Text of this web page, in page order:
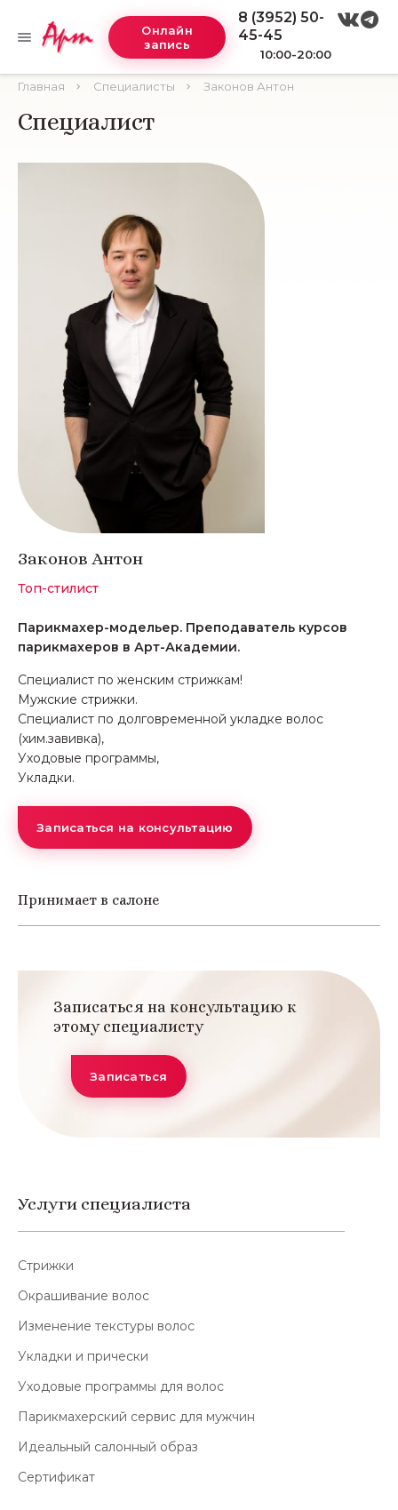
Онлайн
запись
8 (3952) 50-
45-45
10:00-20:00
Главная Специалисты Законов Антон
Специалист
Записаться на консультацию к
этому специалисту
Записаться
Услуги специалиста
Стрижки
Окрашивание волос
Изменение текстуры волос
Укладки и прически
Уходовые программы для волос
Парикмахерский сервис для мужчин
Идеальный салонный образ
Сертификат
Законов Антон
Топ-стилист
Парикмахер-модельер. Преподаватель курсов
парикмахеров в Арт-Академии.
Специалист по женским стрижкам!
Мужские стрижки.
Специалист по долговременной укладке волос
(хим.завивка),
Уходовые программы,
Укладки.
Записаться на консультацию
Принимает в салоне